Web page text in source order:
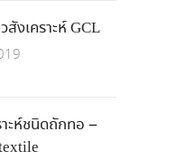
งเคราะห์ GCL
ะห์ชนิดถักทอ –